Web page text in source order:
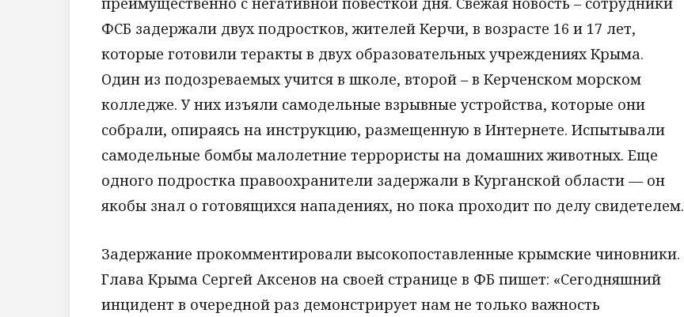
ФСБ задержали двух подростков, жителей Керчи, в возрасте 16 и 17 лет,
которые готовили теракты в двух образовательных учреждениях Крыма.
Один из подозреваемых учится в школе, второй – в Керченском морском
колледже. У них изъяли самодельные взрывные устройства, которые они
собрали, опираясь на инструкцию, размещенную в Интернете. Испытывали
самодельные бомбы малолетние террористы на домашних животных. Еще
одного подростка правоохранители задержали в Курганской области — он
якобы знал о готовящихся нападениях, но пока проходит по делу свидетелем.
Задержание прокомментировали высокопоставленные крымские чиновники.
Глава Крыма Сергей Аксенов на своей странице в ФБ пишет: «Сегодняшний
инцидент в очередной раз демонстрирует нам не только важность